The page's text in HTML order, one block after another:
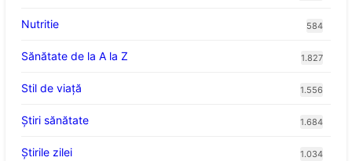
Nutritie 584
Sănătate de la A la Z 1.827
Stil de viaţă 1.556
Ştiri sănătate 1.684
Știrile zilei 1.034